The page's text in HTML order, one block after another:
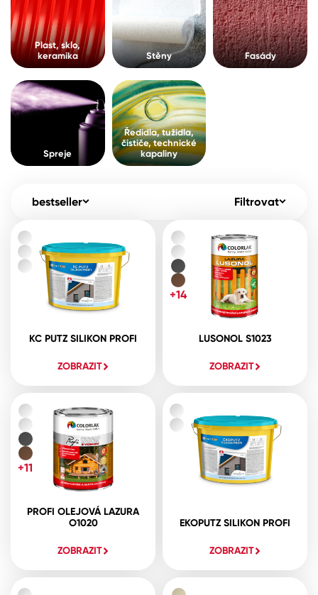
Pro akcionáře O společnosti
Kontakty
B2B +420 800 145 555
Česko
Slovensko Polsko
Spreje
Ředidla, tužidla, čističe, technické
kapaliny
Plast, sklo,
keramika
Stěny Fasády
Spreje
Ředidla, tužidla,
čističe, technické
kapaliny
bestseller Filtrovat
KC PUTZ SILIKON PROFI
ZOBRAZIT
LUSONOL S1023
ZOBRAZIT
+14
PROFI OLEJOVÁ LAZURA
O1020
ZOBRAZIT
+11
EKOPUTZ SILIKON PROFI
ZOBRAZIT